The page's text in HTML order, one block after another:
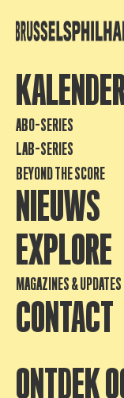
ABO-SERIES
LAB-SERIES
BEYOND THE SCORE
NIEUWS
EXPLORE
MAGAZINES & UPDATES
CONTACT
ONTDEK